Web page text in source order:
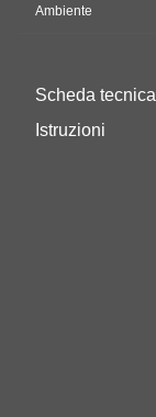
Ambiente
Scheda tecnica
Istruzioni